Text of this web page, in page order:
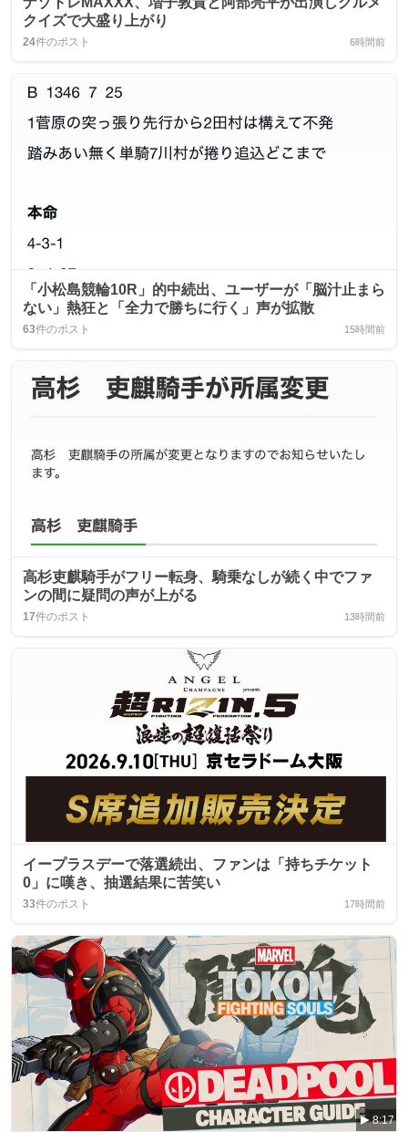
クイズで大盛り上がり
24件のポスト 6時間前
「小松島競輪10R」的中続出、ユーザーが「脳汁止まら
ない」熱狂と「全力で勝ちに行く」声が拡散
63件のポスト 15時間前
高杉吏麒騎手がフリー転身、騎乗なしが続く中でファ
ンの間に疑問の声が上がる
17件のポスト 13時間前
イープラスデーで落選続出、ファンは「持ちチケット
0」に嘆き、抽選結果に苦笑い
33件のポスト 17時間前
8:17